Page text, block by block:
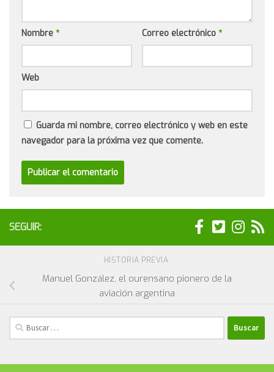
Nombre * Correo electrónico *
Web
Guarda mi nombre, correo electrónico y web en este
navegador para la próxima vez que comente.
SEGUIR:
HISTORIA PREVIA
Manuel González, el ourensano pionero de la
aviación argentina
Buscar: